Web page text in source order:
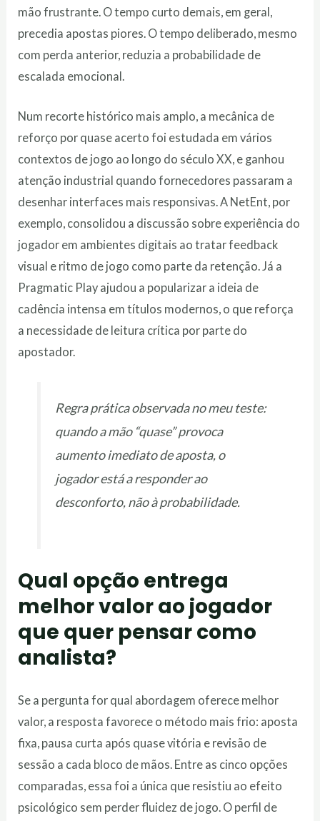
mão frustrante. O tempo curto demais, em geral,
precedia apostas piores. O tempo deliberado, mesmo
com perda anterior, reduzia a probabilidade de
escalada emocional.
Num recorte histórico mais amplo, a mecânica de
reforço por quase acerto foi estudada em vários
contextos de jogo ao longo do século XX, e ganhou
atenção industrial quando fornecedores passaram a
desenhar interfaces mais responsivas. A NetEnt, por
exemplo, consolidou a discussão sobre experiência do
jogador em ambientes digitais ao tratar feedback
visual e ritmo de jogo como parte da retenção. Já a
Pragmatic Play ajudou a popularizar a ideia de
cadência intensa em títulos modernos, o que reforça
a necessidade de leitura crítica por parte do
apostador.
Regra prática observada no meu teste:
quando a mão “quase” provoca
aumento imediato de aposta, o
jogador está a responder ao
desconforto, não à probabilidade.
Qual opção entrega
melhor valor ao jogador
que quer pensar como
analista?
Se a pergunta for qual abordagem oferece melhor
valor, a resposta favorece o método mais frio: aposta
fixa, pausa curta após quase vitória e revisão de
sessão a cada bloco de mãos. Entre as cinco opções
comparadas, essa foi a única que resistiu ao efeito
psicológico sem perder fluidez de jogo. O perfil de